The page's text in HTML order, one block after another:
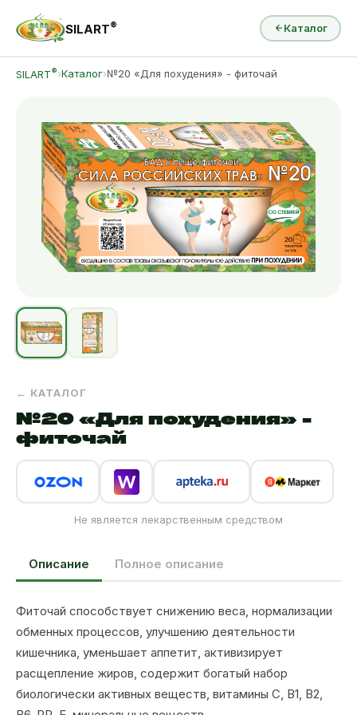
SILART® Каталог
SILART®›Каталог›№20 «Для похудения» - фиточай
← КАТАЛОГ
№20 «Для похудения» -
фиточай
Не является лекарственным средством
Описание Полное описание
Фиточай способствует снижению веса, нормализации
обменных процессов, улучшению деятельности
кишечника, уменьшает аппетит, активизирует
расщепление жиров, содержит богатый набор
биологически активных веществ, витамины С, В1, В2,